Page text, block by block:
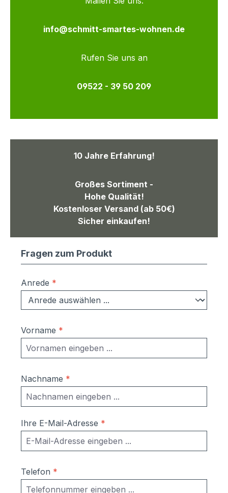
info@schmitt-smartes-wohnen.de
Rufen Sie uns an
09522 - 39 50 209
10 Jahre Erfahrung!
Großes Sortiment -
Hohe Qualität!
Kostenloser Versand (ab 50€)
Sicher einkaufen!
Fragen zum Produkt
Anrede *
Vorname *
Nachname *
Ihre E-Mail-Adresse *
Telefon *